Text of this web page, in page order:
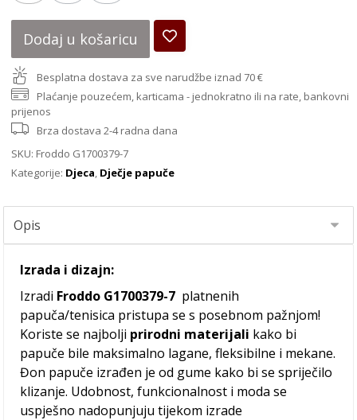
Dodaj u košaricu
Besplatna dostava za sve narudžbe iznad 70 €
Plaćanje pouzećem, karticama - jednokratno ili na rate, bankovni
prijenos
Brza dostava 2-4 radna dana
SKU: Froddo G1700379-7
Kategorije: Djeca, Dječje papuče
Izrada i dizajn:
Izradi Froddo G1700379-7 platnenih
papuča/tenisica pristupa se s posebnom pažnjom!
Koriste se najbolji prirodni materijali kako bi
papuče bile maksimalno lagane, fleksibilne i mekane.
Đon papuče izrađen je od gume kako bi se spriječilo
klizanje. Udobnost, funkcionalnost i moda se
uspješno nadopunjuju tijekom izrade